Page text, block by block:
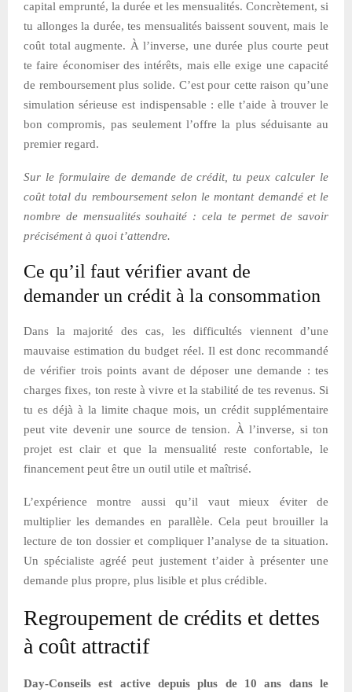
capital emprunté, la durée et les mensualités. Concrètement, si
tu allonges la durée, tes mensualités baissent souvent, mais le
coût total augmente. À l’inverse, une durée plus courte peut
te faire économiser des intérêts, mais elle exige une capacité
de remboursement plus solide. C’est pour cette raison qu’une
simulation sérieuse est indispensable : elle t’aide à trouver le
bon compromis, pas seulement l’offre la plus séduisante au
premier regard.
Sur le formulaire de demande de crédit, tu peux calculer le
coût total du remboursement selon le montant demandé et le
nombre de mensualités souhaité : cela te permet de savoir
précisément à quoi t’attendre.
Ce qu’il faut vérifier avant de
demander un crédit à la consommation
Dans la majorité des cas, les difficultés viennent d’une
mauvaise estimation du budget réel. Il est donc recommandé
de vérifier trois points avant de déposer une demande : tes
charges fixes, ton reste à vivre et la stabilité de tes revenus. Si
tu es déjà à la limite chaque mois, un crédit supplémentaire
peut vite devenir une source de tension. À l’inverse, si ton
projet est clair et que la mensualité reste confortable, le
financement peut être un outil utile et maîtrisé.
L’expérience montre aussi qu’il vaut mieux éviter de
multiplier les demandes en parallèle. Cela peut brouiller la
lecture de ton dossier et compliquer l’analyse de ta situation.
Un spécialiste agréé peut justement t’aider à présenter une
demande plus propre, plus lisible et plus crédible.
Regroupement de crédits et dettes
à coût attractif
Day-Conseils est active depuis plus de 10 ans dans le